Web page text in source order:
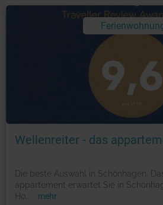
Wellenreiter - das
Die beste Auswahl in Schönhagen.
appartement erwartet Sie in
Ho
mehr